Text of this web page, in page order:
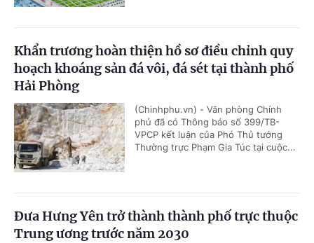
Khẩn trương hoàn thiện hồ sơ điều chỉnh quy
hoạch khoáng sản đá vôi, đá sét tại thành phố
Hải Phòng
(Chinhphu.vn) - Văn phòng Chính
phủ đã có Thông báo số 399/TB-
VPCP kết luận của Phó Thủ tướng
Thường trực Phạm Gia Túc tại cuộc...
Đưa Hưng Yên trở thành thành phố trực thuộc
Trung ương trước năm 2030